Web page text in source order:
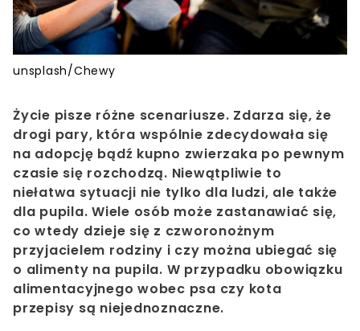
unsplash/Chewy
Życie pisze różne scenariusze. Zdarza się, że
drogi pary, która wspólnie zdecydowała się
na adopcję bądź kupno zwierzaka po pewnym
czasie się rozchodzą. Niewątpliwie to
niełatwa sytuacji nie tylko dla ludzi, ale także
dla pupila. Wiele osób może zastanawiać się,
co wtedy dzieje się z czworonożnym
przyjacielem rodziny i czy można ubiegać się
o alimenty na pupila. W przypadku obowiązku
alimentacyjnego wobec psa czy kota
przepisy są niejednoznaczne.